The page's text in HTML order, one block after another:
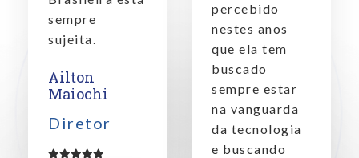
sempre
sujeita.
Ailton
Maiochi
Diretor
percebido
nestes anos
que ela tem
buscado
sempre estar
na vanguarda
da tecnologia
e buscando